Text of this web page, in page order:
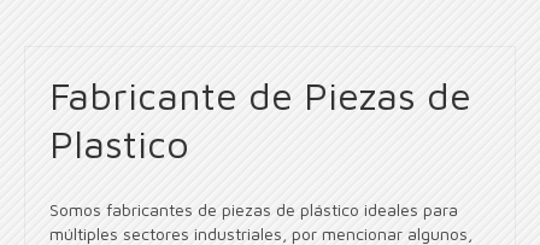
Fabricante de Piezas de
Plastico
Somos fabricantes de piezas de plástico ideales para
múltiples sectores industriales, por mencionar algunos,